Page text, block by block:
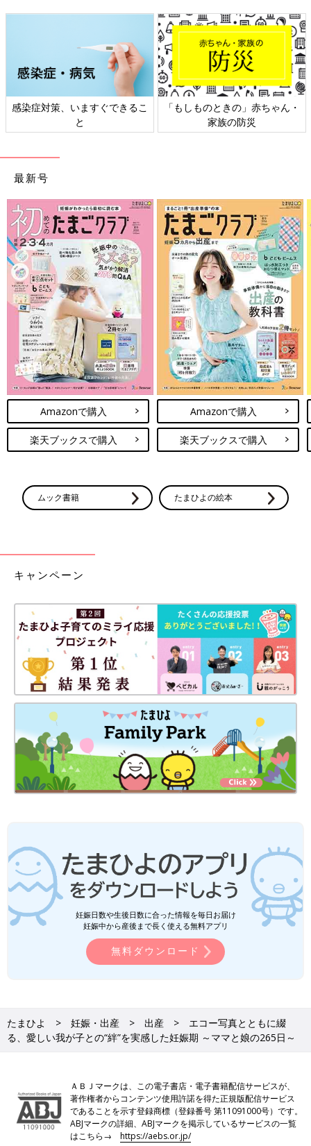
日本外来小児科学会リーフレッ
ト検討会
六星占術 細木かおりさんの人生
相談
最新号
Amazonで購入
楽天ブックスで購入
Amazonで購入
楽天ブックスで購入
ムック書籍 たまひよの絵本
キャンペーン
妊娠日数や生後日数に合った情報を毎日お届け
妊娠中から産後まで長く使える無料アプリ
無料ダウンロード
たまひよ 妊娠・出産 出産
エコー写真とともに綴
る、愛しい我が子との“絆”を実感した妊娠期 ～ママと娘の265日～
ＡＢＪマークは、この電子書店・電子書籍配信サービスが、
著作権者からコンテンツ使用許諾を得た正規版配信サービス
であることを示す登録商標（登録番号 第11091000号）です。
ABJマークの詳細、ABJマークを掲示しているサービスの一覧
はこちら→https://aebs.or.jp/